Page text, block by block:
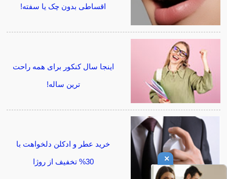
اقساطی بدون چک یا سفته!
اینجا سال کنکور برای همه راحت
ترین ساله!
خرید عطر و ادکلن دلخواهت با
30% تخفیف از روژا ×